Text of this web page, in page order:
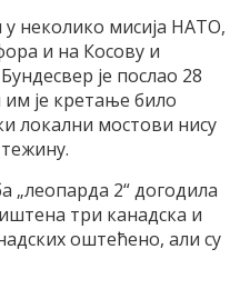
неколико мисија НАТО,
и на Косову и
је послао 28
им је кретање било
локални мостови нису
„леопарда 2“ догодила
три канадска и
оштећено, али су